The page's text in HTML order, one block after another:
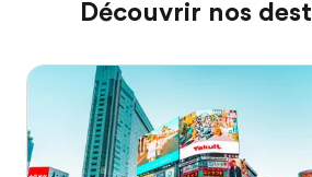
Découvrir nos